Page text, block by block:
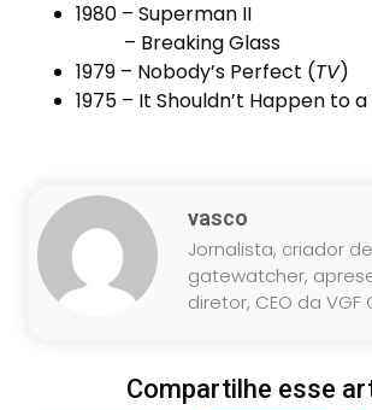
1980 – Superman II
– Breaking Glass
1979 – Nobody’s Perfect (TV)
1975 – It Shouldn’t Happen to
vasco
Jornalista, criador
gatewatcher,
diretor, CEO da
Compartilhe esse